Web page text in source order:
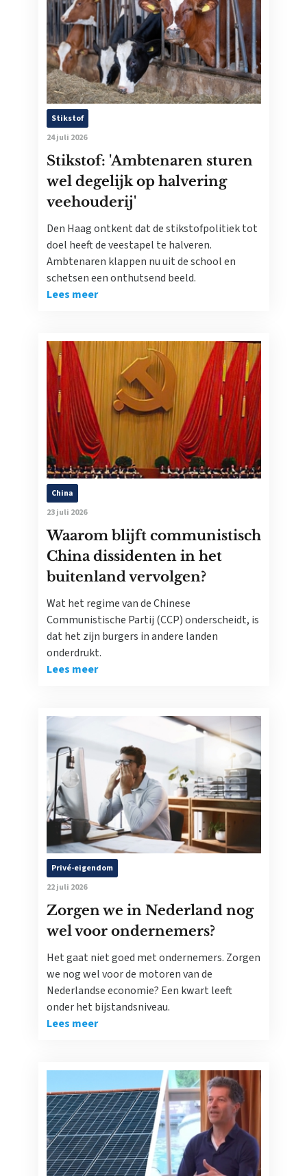
Stikstof
24 juli 2026
Stikstof: 'Ambtenaren sturen
wel degelijk op halvering
veehouderij'
Den Haag ontkent dat de stikstofpolitiek tot
doel heeft de veestapel te halveren.
Ambtenaren klappen nu uit de school en
schetsen een onthutsend beeld.
Lees meer
China
23 juli 2026
Waarom blijft communistisch
China dissidenten in het
buitenland vervolgen?
Wat het regime van de Chinese
Communistische Partij (CCP) onderscheidt, is
dat het zijn burgers in andere landen
onderdrukt.
Lees meer
Privé-eigendom
22 juli 2026
Zorgen we in Nederland nog
wel voor ondernemers?
Het gaat niet goed met ondernemers. Zorgen
we nog wel voor de motoren van de
Nederlandse economie? Een kwart leeft
onder het bijstandsniveau.
Lees meer